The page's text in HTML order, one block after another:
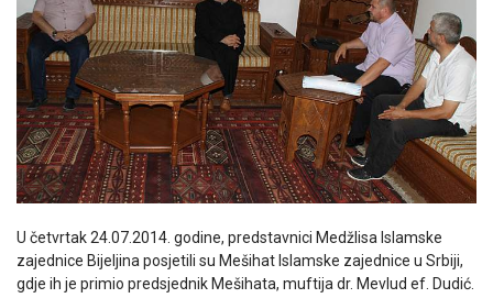
U četvrtak 24.07.2014. godine, predstavnici Medžlisa Islamske
zajednice Bijeljina posjetili su Mešihat Islamske zajednice u Srbiji,
gdje ih je primio predsjednik Mešihata, muftija dr. Mevlud ef. Dudić.